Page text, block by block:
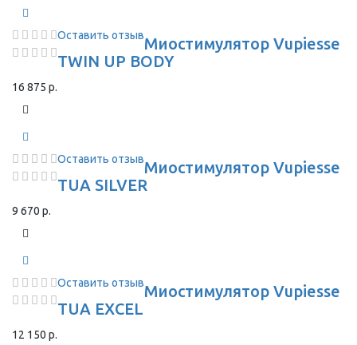
Оставить отзывМиостимулятор Vupiesse
TWIN UP BODY
16 875 р.
Оставить отзывМиостимулятор Vupiesse
TUA SILVER
9 670 р.
Оставить отзывМиостимулятор Vupiesse
TUA EXCEL
12 150 р.